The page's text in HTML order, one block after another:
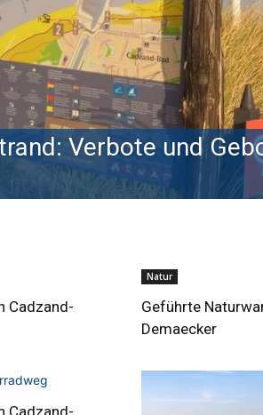
Verbote und
Cadzand-
Natur
Geführte
Demaecker
Cadzand-